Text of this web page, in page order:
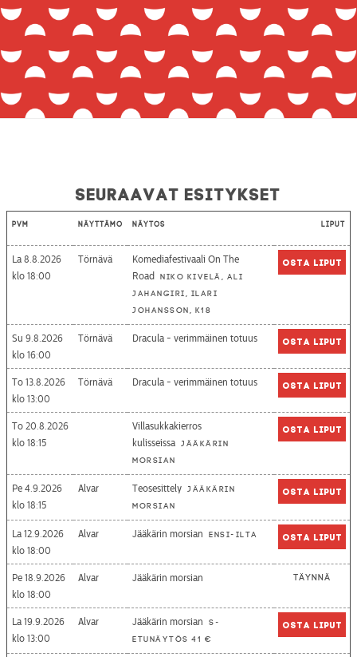
Seuraavat esitykset
Pvm Näyttämö Näytös Liput
La 8.8.2026
18:00
Törnävä
Komediafestivaali On The
Road
Niko Kivelä, Ali
Jahangiri, Ilari
Johansson, K18
Osta liput
Su 9.8.2026
16:00
Törnävä Dracula - verimmäinen totuus Osta liput
To 13.8.2026
13:00
Törnävä Dracula - verimmäinen totuus Osta liput
To 20.8.2026
18:15
Villasukkakierros
kulisseissa Jääkärin
morsian
Osta liput
Pe 4.9.2026
18:15
Alvar Teosesittely Jääkärin
morsian
Osta liput
La 12.9.2026
18:00
Alvar Jääkärin morsian Ensi-ilta Osta liput
Pe 18.9.2026
18:00
Alvar Jääkärin morsian Täynnä
La 19.9.2026
13:00
Alvar Jääkärin morsian
S-
etunäytös 41 €
Osta liput